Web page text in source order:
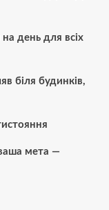
день для всіх
біля будинків,
мета —